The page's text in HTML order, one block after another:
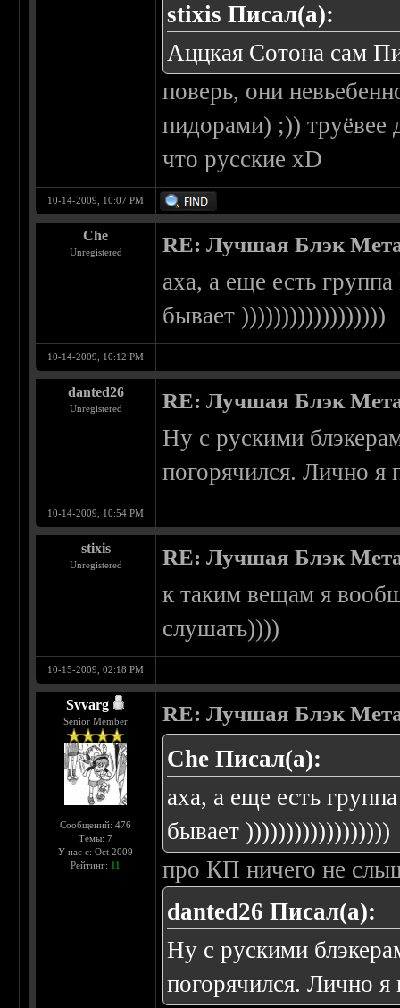
stixis Писал(а):
Аццкая Сотона сам
поверь, они
пидорами) ;)) труёвее
что русские xD
10-14-2009, 10:07 PM
Che
Unregistered RE: Лучшая Блэк
аха, а еще есть
бывает ))))))))))))))))))
10-14-2009, 10:12 PM
danted26
Unregistered RE: Лучшая Блэк
Ну с рускими
погорячился. Лично я
10-14-2009, 10:54 PM
stixis
Unregistered RE: Лучшая Блэк
к таким вещам я
слушать))))
10-15-2009, 02:18 PM
Svvarg
Senior Member
Сообщений: 476
Темы: 7
У нас с: Oct 2009
Рейтинг: 11
RE: Лучшая Блэк
Che Писал(а):
аха, а еще есть
бывает ))))))))))))))))))
про КП ничего не
danted26 Писал(а):
Ну с рускими
погорячился. Лично